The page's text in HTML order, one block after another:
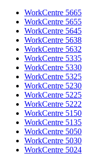
WorkCentre 5665
WorkCentre 5655
WorkCentre 5645
WorkCentre 5638
WorkCentre 5632
WorkCentre 5335
WorkCentre 5330
WorkCentre 5325
WorkCentre 5230
WorkCentre 5225
WorkCentre 5222
WorkCentre 5150
WorkCentre 5135
WorkCentre 5050
WorkCentre 5030
WorkCentre 5024